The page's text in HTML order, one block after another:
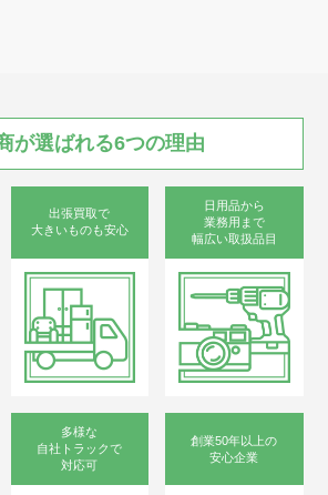
が選ばれる6つの理由
出張買取で
大きいものも安心
日用品から
業務用まで
幅広い取扱品目
多様な
自社トラックで
対応可
創業50年以上の
安心企業